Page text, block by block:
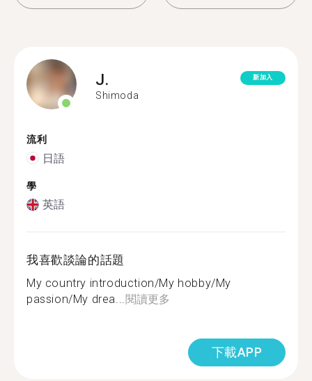
J.
Shimoda
新加入
流利
日語
學
英語
我喜歡談論的話題
My country introduction/My hobby/My
passion/My drea...閱讀更多
下載APP